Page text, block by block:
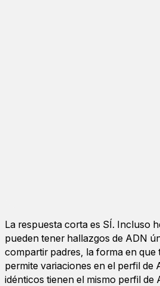
La respuesta corta es SÍ. Incluso
pueden tener hallazgos de ADN
compartir padres, la forma en que
permite variaciones en el perfil de
idénticos tienen el mismo perfil de